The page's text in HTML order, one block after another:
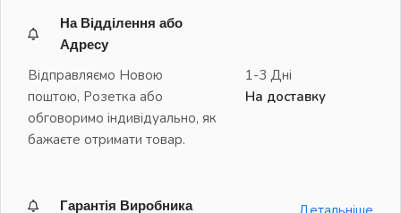
На Відділення або
Адресу
Відправляємо Новою
поштою, Розетка або
обговоримо індивідуально, як
бажаєте отримати товар.
1-3 Дні
На доставку
Гарантія Виробника